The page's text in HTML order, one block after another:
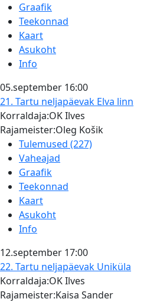
Graafik
Teekonnad
Kaart
Asukoht
Info
05.september 16:00
21. Tartu neljapäevak Elva linn
Korraldaja:OK Ilves
Rajameister:Oleg Košik
Tulemused (227)
Vaheajad
Graafik
Teekonnad
Kaart
Asukoht
Info
12.september 17:00
22. Tartu neljapäevak Uniküla
Korraldaja:OK Ilves
Rajameister:Kaisa Sander